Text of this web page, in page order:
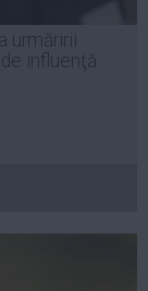
urmăririi
influenţă